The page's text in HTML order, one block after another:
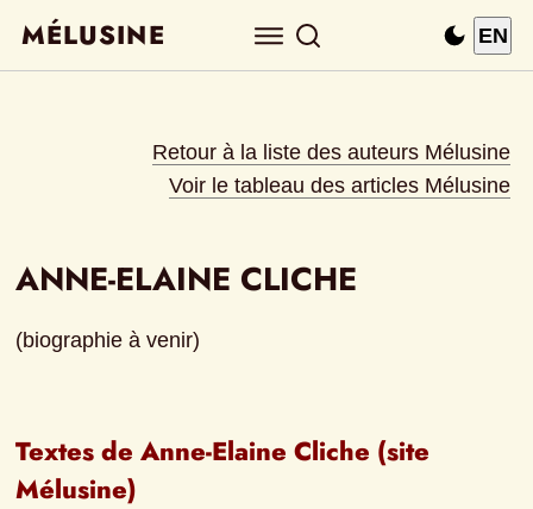
MÉLUSINE EN
Retour à la liste des auteurs Mélusine
Voir le tableau des articles Mélusine
ANNE-ELAINE CLICHE
(biographie à venir)
Textes de Anne-Elaine Cliche (site
Mélusine)